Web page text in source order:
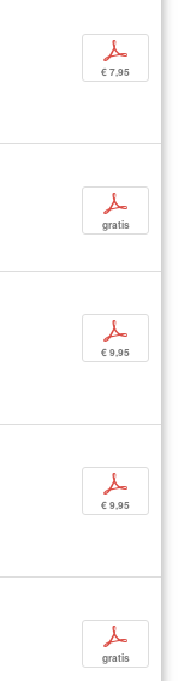
p
€ 7,95
p
gratis
p
€ 9,95
p
€ 9,95
p
gratis